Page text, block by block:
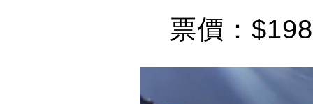
票價：